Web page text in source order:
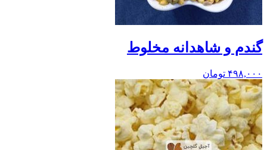
گندم و شاهدانه مخلوط
۴۹۸,۰۰۰ تومان